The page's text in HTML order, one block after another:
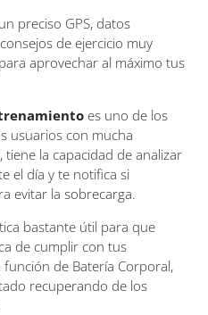
preciso GPS, datos
de ejercicio muy
aprovechar al máximo tus
es uno de los
usuarios con mucha
la capacidad de analizar
el día y te notifica si
evitar la sobrecarga.
bastante útil para que
de cumplir con tus
de Batería Corporal,
recuperando de los